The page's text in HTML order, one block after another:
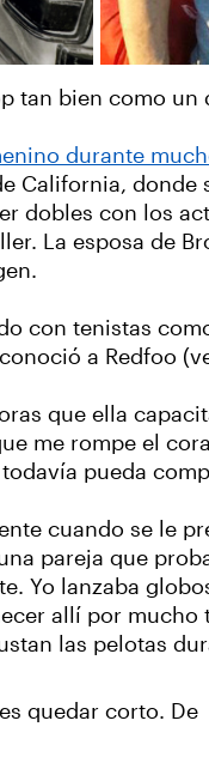
tan bien como un
durante
California, donde
dobles con los
La esposa de
con tenistas
a Redfoo
que ella
me rompe el
pueda
cuando se le
pareja que
Yo lanzaba
allí por mucho
las pelotas
quedar corto. De